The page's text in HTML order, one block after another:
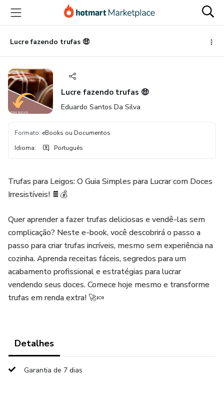
para
conteúdo
principal
para
pagamento
para
rodapé
Lucre fazendo trufas 🤑
Lucre fazendo trufas 🤑
Eduardo Santos Da Silva
Formato: eBooks ou Documentos
Idioma: Português
Trufas para Leigos: O Guia Simples para Lucrar com Doces
Irresistíveis! 🍫💰
Quer aprender a fazer trufas deliciosas e vendê-las sem
complicação? Neste e-book, você descobrirá o passo a
passo para criar trufas incríveis, mesmo sem experiência na
cozinha. Aprenda receitas fáceis, segredos para um
acabamento profissional e estratégias para lucrar
vendendo seus doces. Comece hoje mesmo e transforme
trufas em renda extra! 🚀🍬
Detalhes
Garantia de 7 dias